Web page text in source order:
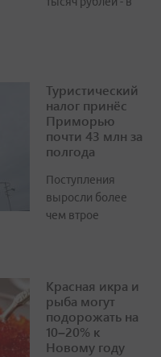
Туристический
налог принёс
Приморью
почти 43 млн за
полгода
Поступления
выросли более
чем втрое
Красная икра и
рыба могут
подорожать на
10–20% к
Новому году